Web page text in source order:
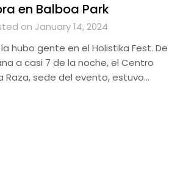
en Balboa Park
on January 14, 2024
hubo gente en el Holistika Fest. De
a casi 7 de la noche, el Centro
Raza, sede del evento, estuvo…